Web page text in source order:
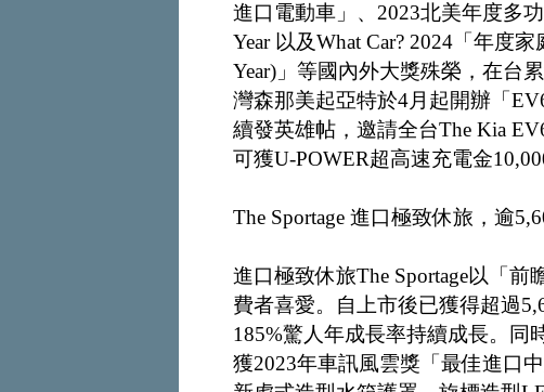
進口電動車」、2023北美年度多
Year 以及What Car? 2024「年度
Year)」等國內外大獎殊榮，在台
灣森那美起亞特於4月起開辦「
續發英雄帖，邀請全台The Kia
可獲U-POWER超高速充電金
The Sportage 進口極致休旅，逾
進口極致休旅The Sportage以「
費者喜愛。自上市後已獲得超過
185%驚人年成長率持續成長。同
獲2023年車訊風雲獎「最佳進口